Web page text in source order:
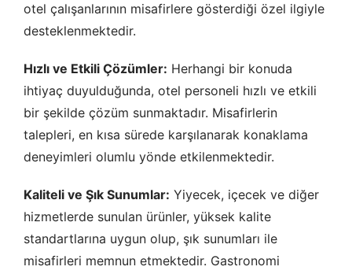
otel çalışanlarının misafirlere gösterdiği özel ilgiyle
desteklenmektedir.
Hızlı ve Etkili Çözümler: Herhangi bir konuda
ihtiyaç duyulduğunda, otel personeli hızlı ve etkili
bir şekilde çözüm sunmaktadır. Misafirlerin
talepleri, en kısa sürede karşılanarak konaklama
deneyimleri olumlu yönde etkilenmektedir.
Kaliteli ve Şık Sunumlar: Yiyecek, içecek ve diğer
hizmetlerde sunulan ürünler, yüksek kalite
standartlarına uygun olup, şık sunumları ile
misafirleri memnun etmektedir. Gastronomi